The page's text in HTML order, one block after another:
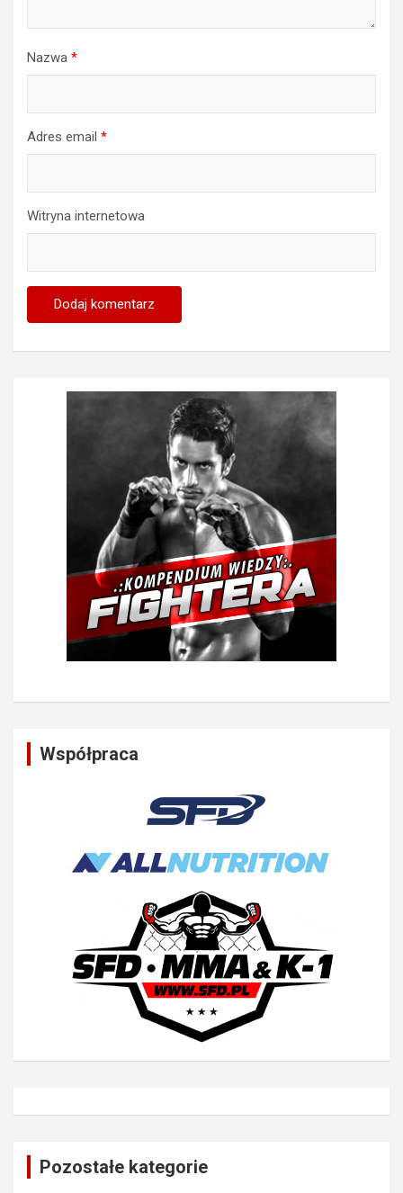
Nazwa *
Adres email *
Witryna internetowa
Współpraca
Pozostałe kategorie